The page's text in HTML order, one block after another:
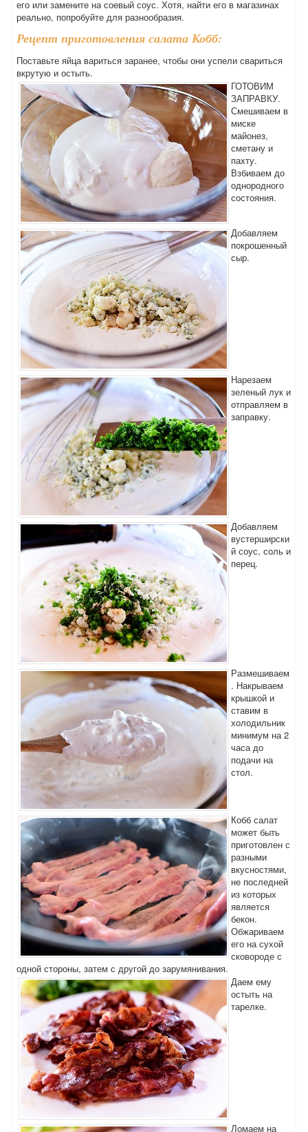
его или замените на соевый соус. Хотя, найти его в магазинах
реально, попробуйте для разнообразия.
Рецепт приготовления салата Кобб:
Поставьте яйца вариться заранее, чтобы они успели свариться
вкрутую и остыть.
ГОТОВИМ
ЗАПРАВКУ.
Смешиваем в
миске
майонез,
сметану и
пахту.
Взбиваем до
однородного
состояния.
Добавляем
покрошенный
сыр.
Нарезаем
зеленый лук и
отправляем в
заправку.
Добавляем
вустерширски
й соус, соль и
перец.
Размешиваем
. Накрываем
крышкой и
ставим в
холодильник
минимум на 2
часа до
подачи на
стол.
Кобб салат
может быть
приготовлен с
разными
вкусностями,
не последней
из которых
является
бекон.
Обжариваем
его на сухой
сковороде с
одной стороны, затем с другой до зарумянивания.
Даем ему
остыть на
тарелке.
Ломаем на